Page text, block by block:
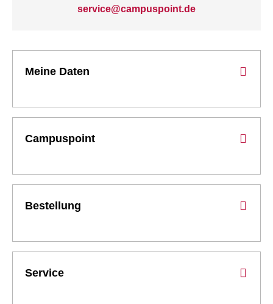
service@campuspoint.de
Meine Daten
Campuspoint
Bestellung
Service